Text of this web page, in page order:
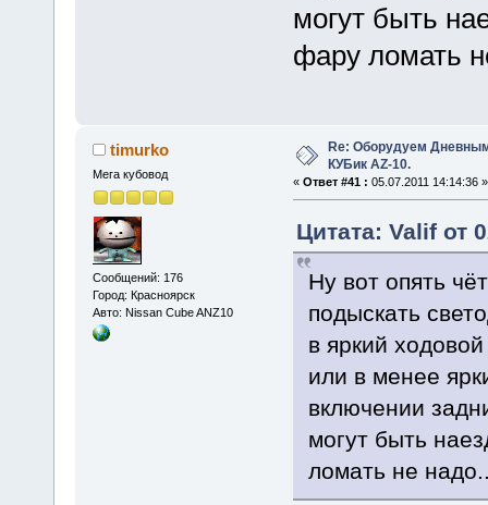
могут быть
фару ломать
timurko
Мега кубовод
Сообщений: 176
Город: Красноярск
Авто: Nissan Cube ANZ10
Re: Оборудуем
КУБик AZ-10.
« Ответ #41 : 05.07.2011 14:14:36 »
Цитата: Valif от
Ну вот опять
подыскать
в яркий
или в менее
включении
могут быть
ломать не